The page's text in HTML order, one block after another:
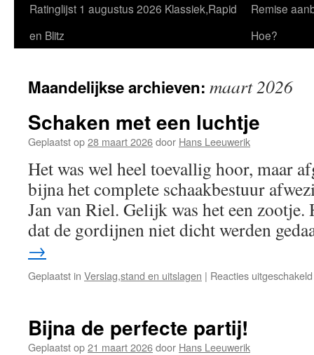
Ratinglijst 1 augustus 2026 Klassiek,Rapid
en Blitz
Remise
Hoe?
Maandelijkse archieven: maart 2026
Schaken met een luchtje
Geplaatst op28 maart 2026door Hans Leeuwerik
Het was wel heel toevallig hoor, maar
bijna het complete schaakbestuur
Jan van Riel. Gelijk was het een
dat de gordijnen niet dicht werden
→
Geplaatst in Verslag,stand en uitslagen | Reacties uitgeschakeld
Bijna de perfecte partij!
Geplaatst op21 maart 2026door Hans Leeuwerik